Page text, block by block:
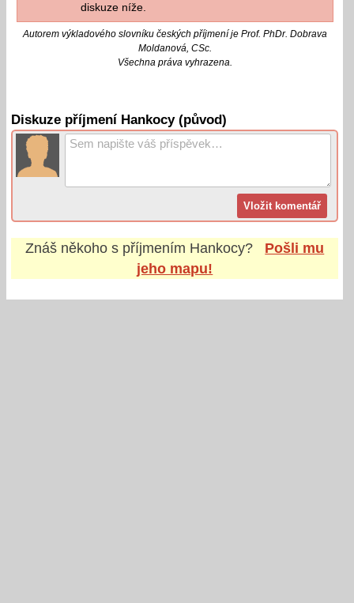
diskuze níže.
Autorem výkladového slovníku českých příjmení je Prof. PhDr. Dobrava
Moldanová, CSc.
Všechna práva vyhrazena.
Diskuze příjmení Hankocy (původ)
Znáš někoho s příjmením Hankocy?
Pošli mu
jeho mapu!